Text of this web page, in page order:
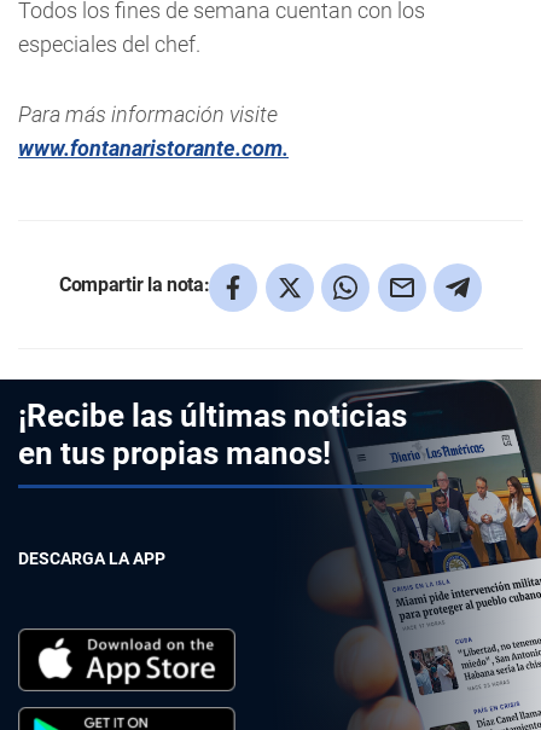
Todos los fines de semana cuentan con los
especiales del chef.
Para más información visite
www.fontanaristorante.com.
Compartir la nota:
¡Recibe las últimas noticias
en tus propias manos!
DESCARGA LA APP